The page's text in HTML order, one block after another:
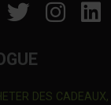
Facebook
Ce lienTwitter
CeCe
DES